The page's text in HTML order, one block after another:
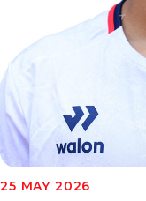
Documentos
25 MAY 2026